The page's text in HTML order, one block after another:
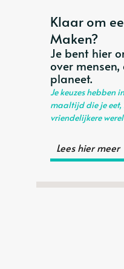
Klaar om
Maken?
Je bent hier
over
planeet.
Je keuzes hebben
maaltijd die je eet,
vriendelijkere
Lees hier meer